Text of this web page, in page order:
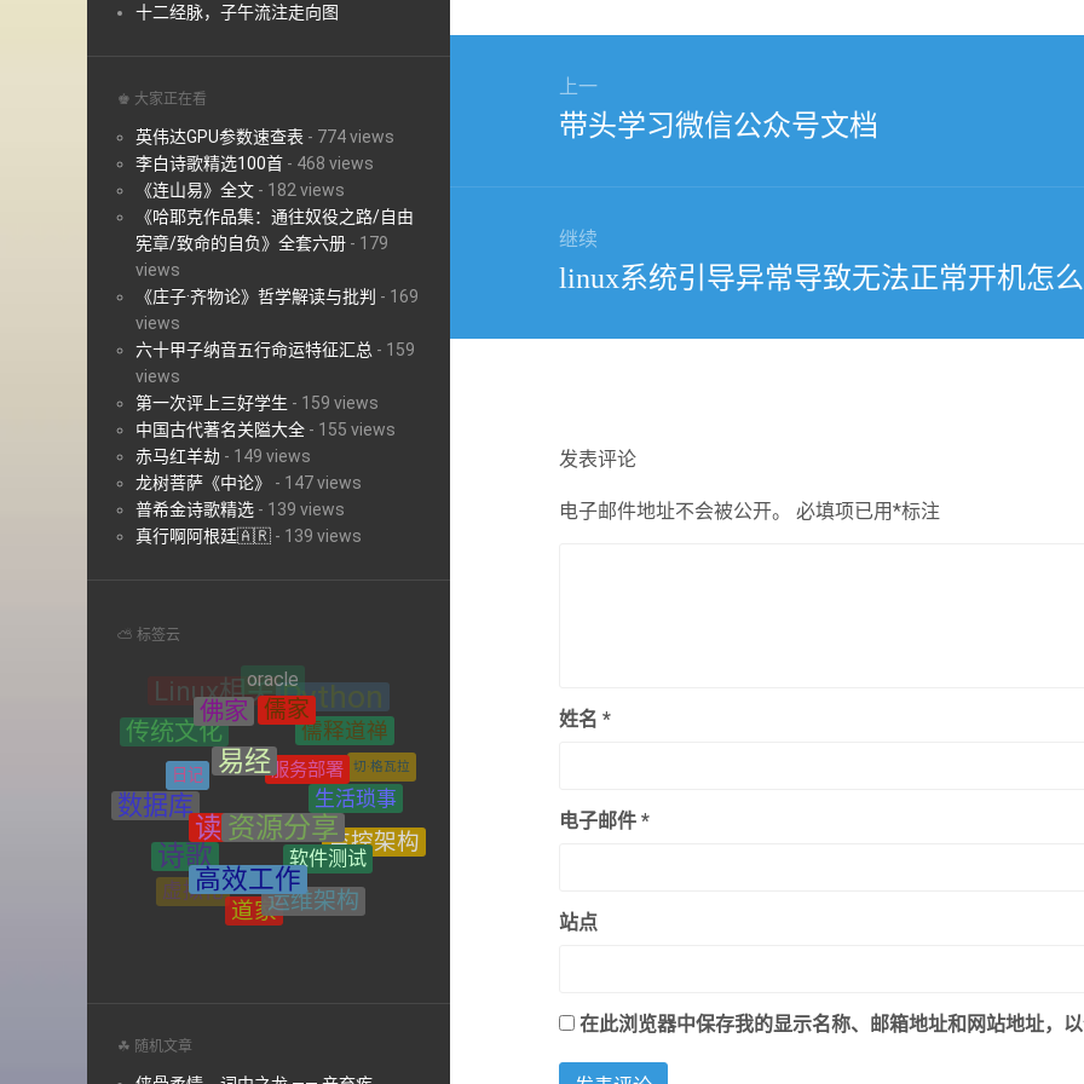
十二经脉，子午流注走向图
♚ 大家正在看
英伟达GPU参数速查表 - 774 views
李白诗歌精选100首 - 468 views
《连山易》全文 - 182 views
《哈耶克作品集：通往奴役之路/自由
宪章/致命的自负》全套六册 - 179
views
《庄子·齐物论》哲学解读与批判 - 169
views
六十甲子纳音五行命运特征汇总 - 159
views
第一次评上三好学生 - 159 views
中国古代著名关隘大全 - 155 views
赤马红羊劫 - 149 views
龙树菩萨《中论》
- 147 views
普希金诗歌精选 - 139 views
真行啊阿根廷🇦🇷 - 139 views
⛅ 标签云
传统文化
佛家 儒家
儒释道禅
切·格瓦拉
操作系统
数据库
日记
易经服务部署
生活琐事
监控架构
禅宗
系统架构
网络
虚拟化
诗歌
读书资源分享
软件测试
运维架构
道家
高效工作
☘ 随机文章
上一
上
带头学习微信公众号文档
继续
下
linux系统引导异常导致无法正常开机怎
发表评论
电子邮件地址不会被公开。 必填项已用*标注
姓名 *
电子邮件 *
站点
在此浏览器中保存我的显示名称、邮箱地址和网站地址，